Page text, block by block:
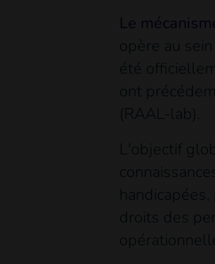
Le
opère au
été
ont
(RAAL-lab).
L'objectif
droits des